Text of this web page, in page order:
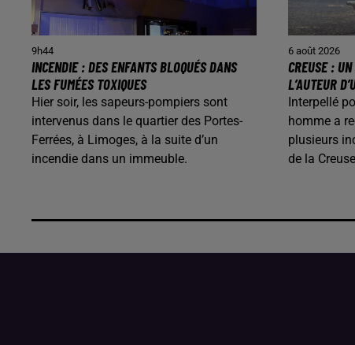
9h44
INCENDIE : DES ENFANTS BLOQUÉS DANS
LES FUMÉES TOXIQUES
Hier soir, les sapeurs-pompiers sont
intervenus dans le quartier des Portes-
Ferrées, à Limoges, à la suite d’un
incendie dans un immeuble.
6 août 2026
CREUSE :
L’AUTEUR
Interpellé
homme a
plusieurs
de la